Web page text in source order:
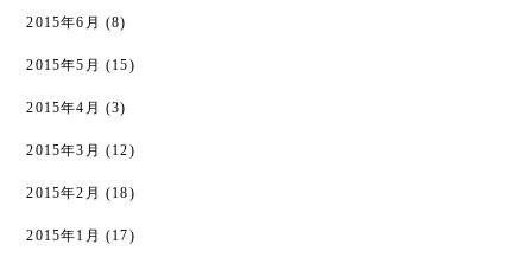
2015年6月 (8)
2015年5月 (15)
2015年4月 (3)
2015年3月 (12)
2015年2月 (18)
2015年1月 (17)